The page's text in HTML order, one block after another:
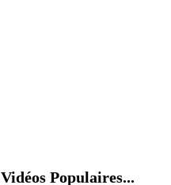
Vidéos Populaires...